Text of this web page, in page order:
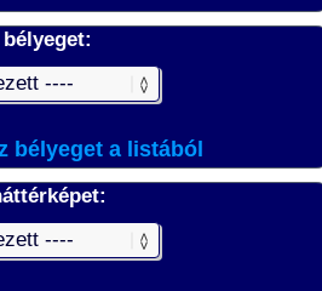
bélyeget a listából